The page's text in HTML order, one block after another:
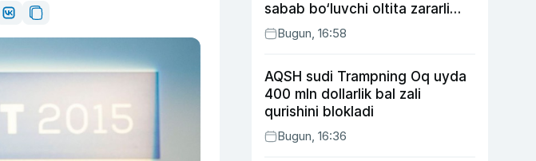
sabab bo‘luvchi oltita zararli
odatBugun, 16:58
AQSH sudi Trampning Oq uyda
400 mln dollarlik bal zali
qurishini blokladi
Bugun, 16:36